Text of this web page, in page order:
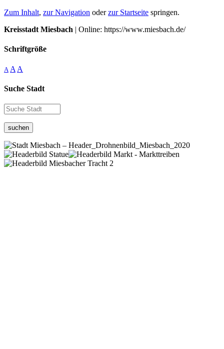
Zum Inhalt, zur Navigation oderzur Startseite springen.
Kreisstadt Miesbach | Online: https://www.miesbach.de/
Schriftgröße
A A A
Suche Stadt
suchen